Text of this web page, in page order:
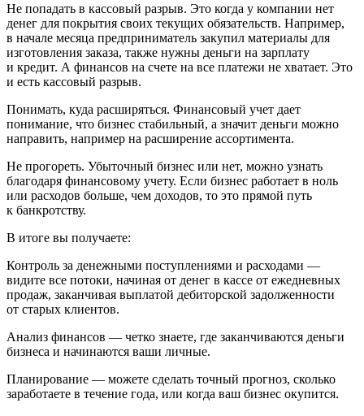
Не попадать в кассовый разрыв. Это когда у компании нет
денег для покрытия своих текущих обязательств. Например,
в начале месяца предприниматель закупил материалы для
изготовления заказа, также нужны деньги на зарплату
и кредит. А финансов на счете на все платежи не хватает. Это
и есть кассовый разрыв.
Понимать, куда расширяться. Финансовый учет дает
понимание, что бизнес стабильный, а значит деньги можно
направить, например на расширение ассортимента.
Не прогореть. Убыточный бизнес или нет, можно узнать
благодаря финансовому учету. Если бизнес работает в ноль
или расходов больше, чем доходов, то это прямой путь
к банкротству.
В итоге вы получаете:
Контроль за денежными поступлениями и расходами —
видите все потоки, начиная от денег в кассе от ежедневных
продаж, заканчивая выплатой дебиторской задолженности
от старых клиентов.
Анализ финансов — четко знаете, где заканчиваются деньги
бизнеса и начинаются ваши личные.
Планирование — можете сделать точный прогноз, сколько
заработаете в течение года, или когда ваш бизнес окупится.